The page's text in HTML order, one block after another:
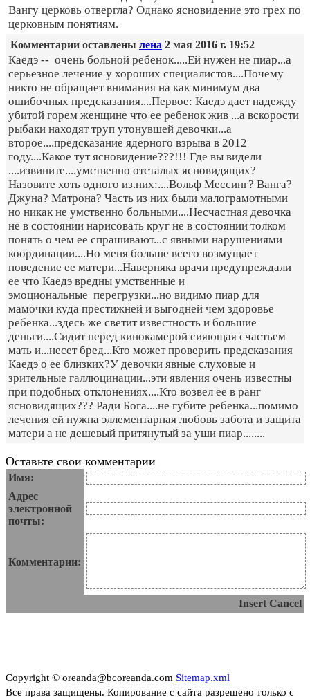
Вангу церковь отвергла? Однако ясновидение это грех по
церковным понятиям.
Комментарии оставлены лена 2 мая 2016 г. 19:52
Каедэ -- очень больной ребенок.....Ей нужен не пиар...а
серьезное лечение у хороших специалистов....Почему
никто не обращает внимания на как минимум два
ошибочных предсказания....Первое: Каедэ дает надежду
убитой горем женщине что ее ребенок жив ...а вскорости
рыбаки находят труп утонувшей девочки...а
второе....предсказание ядерного взрыва в 2012
году....Какое тут ясновидение???!!! Где вы видели
....извините....умственно отсталых ясновидящих?
Назовите хоть одного из.них:....Вольф Мессинг? Ванга?
Джуна? Матрона? Часть из них были малограмотными
но никак не умственно больными....Несчастная девочка
не в состоянии нарисовать круг не в состоянии толком
понять о чем ее спрашивают...с явными нарушениями
координации....Но меня больше всего возмущает
поведение ее матери...Наверняка врачи предупреждали
ее что Каедэ вредны умственные и
эмоциональные перегрузки...но видимо пиар для
мамочки куда престижней и выгодней чем здоровье
ребенка...здесь же светит известность и большие
деньги....Сидит перед кинокамерой сияющая счастьем
мать и...несет бред...Кто может проверить предсказания
Каедэ о ее близких?У девочки явные слуховые и
зрительные галлюцинации...эти явления очень известны
при подобных отклонениях....Кто возвел ее в ранг
ясновидящих??? Ради Бога....не губите ребенка...помимо
лечения ей нужна эллементарная любовь забота и защита
матери а не дешевый притянутый за уши пиар........
Оставьте свои комментарии
Имя:
Адрес
электронной
почты:
Комментарии:
Insert Cancel
Copyright © oreanda@bcoreanda.com Sitemap.xml
Все права защищены. Копирование с сайта разрешено только с